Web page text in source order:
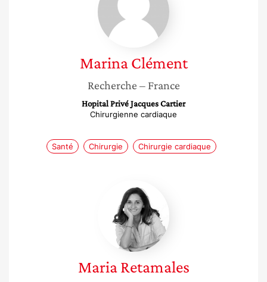
Marina Clément
Recherche – France
Hopital Privé Jacques Cartier
Chirurgienne cardiaque
Santé Chirurgie Chirurgie cardiaque
Maria
Retamales
Maria Retamales